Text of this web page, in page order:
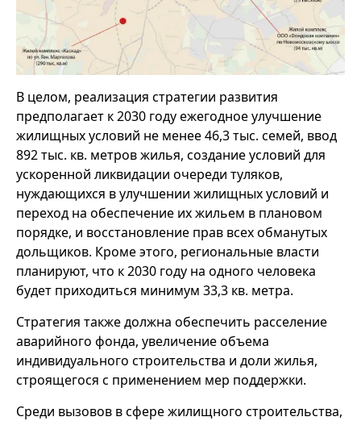
В целом, реализация стратегии развития
предполагает к 2030 году ежегодное улучшение
жилищных условий не менее 46,3 тыс. семей, ввод
892 тыс. кв. метров жилья, создание условий для
ускоренной ликвидации очереди туляков,
нуждающихся в улучшении жилищных условий и
переход на обеспечение их жильем в плановом
порядке, и восстановление прав всех обманутых
дольщиков. Кроме этого, региональные власти
планируют, что к 2030 году на одного человека
будет приходиться минимум 33,3 кв. метра.
Стратегия также должна обеспечить расселение
аварийного фонда, увеличение объема
индивидуального строительства и доли жилья,
строящегося с применением мер поддержки.
Среди вызовов в сфере жилищного строительства,